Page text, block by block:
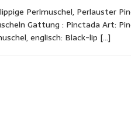
Perlmuschel, Perlauster
Gattung : Pinctada Art:
englisch: Black-lip […]